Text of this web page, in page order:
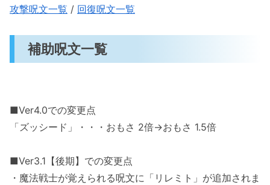
攻撃呪文一覧 / 回復呪文一覧
補助呪文一覧
■Ver4.0での変更点
「ズッシード」・・・おもさ 2倍→おもさ 1.5倍
■Ver3.1【後期】での変更点
・魔法戦士が覚えられる呪文に「リレミト」が追加されま